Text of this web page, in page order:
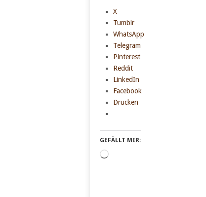
X
Tumblr
WhatsApp
Telegram
Pinterest
Reddit
LinkedIn
Facebook
Drucken
GEFÄLLT MIR:
Wird